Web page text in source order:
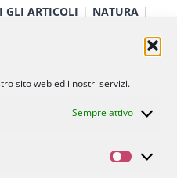
sito web ed i nostri servizi.
Sempre attivo
GLI ARTICOLI
NATURA
SOSTIENICI CONTATTI